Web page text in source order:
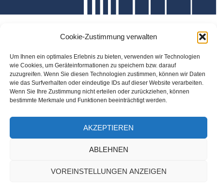
Cookie-Zustimmung verwalten
Um Ihnen ein optimales Erlebnis zu bieten, verwenden wir Technologien
wie Cookies, um Geräteinformationen zu speichern bzw. darauf
zuzugreifen. Wenn Sie diesen Technologien zustimmen, können wir Daten
wie das Surfverhalten oder eindeutige IDs auf dieser Website verarbeiten.
Wenn Sie Ihre Zustimmung nicht erteilen oder zurückziehen, können
bestimmte Merkmale und Funktionen beeinträchtigt werden.
AKZEPTIEREN
ABLEHNEN
VOREINSTELLUNGEN ANZEIGEN